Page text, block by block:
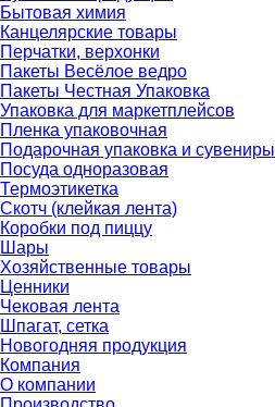
Бытовая химия
Канцелярские товары
Перчатки, верхонки
Пакеты Весёлое ведро
Пакеты Честная Упаковка
Упаковка для маркетплейсов
Пленка упаковочная
Подарочная упаковка и сувениры
Посуда одноразовая
Термоэтикетка
Скотч (клейкая лента)
Коробки под пиццу
Шары
Хозяйственные товары
Ценники
Чековая лента
Шпагат, сетка
Новогодняя продукция
Компания
О компании